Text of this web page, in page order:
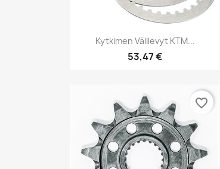
Pikakatselu
Kytkimen Välilevyt KTM...
53,47 €
favorite_border